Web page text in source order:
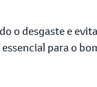
o desgaste e
para o